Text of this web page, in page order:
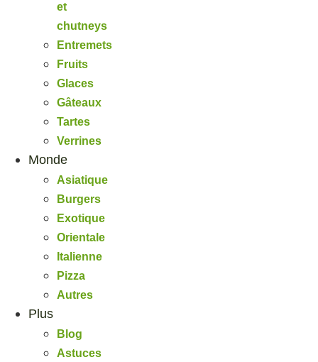
et
chutneys
Entremets
Fruits
Glaces
Gâteaux
Tartes
Verrines
Monde
Asiatique
Burgers
Exotique
Orientale
Italienne
Pizza
Autres
Plus
Blog
Astuces